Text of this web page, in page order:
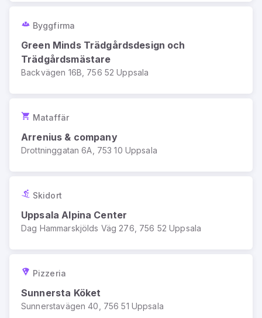
Byggfirma
Green Minds Trädgårdsdesign och
Trädgårdsmästare
Backvägen 16B, 756 52 Uppsala
Mataffär
Arrenius & company
Drottninggatan 6A, 753 10 Uppsala
Skidort
Uppsala Alpina Center
Dag Hammarskjölds Väg 276, 756 52 Uppsala
Pizzeria
Sunnersta Köket
Sunnerstavägen 40, 756 51 Uppsala